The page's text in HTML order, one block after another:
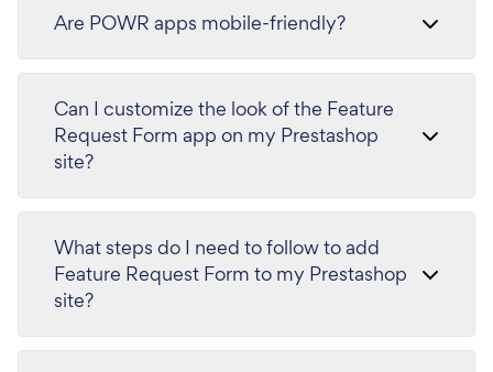
Are POWR apps mobile-friendly?
Can I customize the look of the Feature
Request Form app on my Prestashop
site?
What steps do I need to follow to add
Feature Request Form to my Prestashop
site?